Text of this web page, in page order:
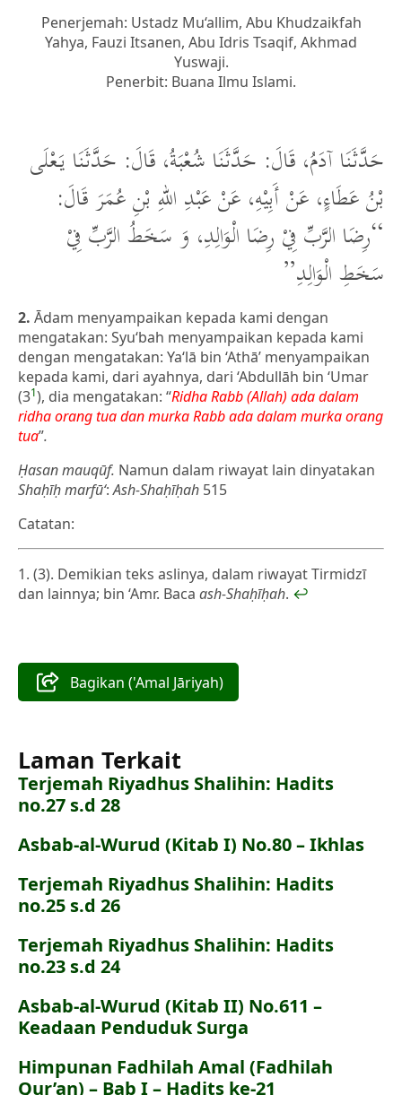
Penerjemah: Ustadz Mu‘allim, Abu Khudzaikfah
Yahya, Fauzi Itsanen, Abu Idris Tsaqif, Akhmad
Yuswaji.
Penerbit: Buana Ilmu Islami.
حَدَّثَنَا آدَمُ، قَالَ: حَدَّثَنَا شُعْبَةُ، قَالَ: حَدَّثَنَا يَعْلَى
بْنُ عَطَاءٍ، عَنْ أَبِيْهِ، عَنْ عَبْدِ اللهِ بْنِ عُمَرَ قَالَ:
“رِضَا الرَّبِّ فِيْ رِضَا الْوَالِدِ، وَ سَخَطُ الرَّبِّ فِيْ
سَخَطِ الْوَالِدِ”
2. Ādam menyampaikan kepada kami dengan
mengatakan: Syu‘bah menyampaikan kepada kami
dengan mengatakan: Ya‘lā bin ‘Athā’ menyampaikan
kepada kami, dari ayahnya, dari ‘Abdullāh bin ‘Umar
(31), dia mengatakan: “Ridha Rabb (Allah) ada dalam
ridha orang tua dan murka Rabb ada dalam murka orang
tua”.
Ḥasanmauqūf. Namun dalam riwayat lain dinyatakan
Shaḥīḥmarfū‘:Ash-Shaḥīḥah 515
Catatan:
(3). Demikian teks aslinya, dalam riwayat Tirmidzī
dan lainnya; bin ‘Amr. Baca ash-Shaḥīḥah. ↩
Bagikan ('Amal Jāriyah)
Laman Terkait
Terjemah Riyadhus Shalihin: Hadits
no.27 s.d 28
Asbab-al-Wurud (Kitab I) No.80 – Ikhlas
Terjemah Riyadhus Shalihin: Hadits
no.25 s.d 26
Terjemah Riyadhus Shalihin: Hadits
no.23 s.d 24
Asbab-al-Wurud (Kitab II) No.611 –
Keadaan Penduduk Surga
Himpunan Fadhilah Amal (Fadhilah
Qur’an) – Bab I – Hadits ke-21